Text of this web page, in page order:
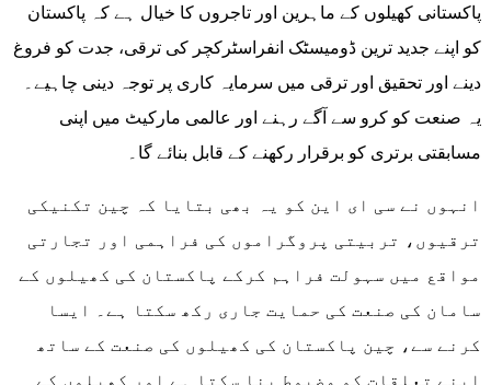
پاکستانی کھیلوں کے ماہرین اور تاجروں کا خیال ہے کہ پاکستان
کو اپنے جدید ترین ڈومیسٹک انفراسٹرکچر کی ترقی، جدت کو فروغ
دینے اور تحقیق اور ترقی میں سرمایہ کاری پر توجہ دینی چاہیے۔
یہ صنعت کو کرو سے آگے رہنے اور عالمی مارکیٹ میں اپنی
مسابقتی برتری کو برقرار رکھنے کے قابل بنائے گا۔
انہوں نے سی ای این کو یہ بھی بتایا کہ چین تکنیکی
ترقیوں، تربیتی پروگراموں کی فراہمی اور تجارتی
مواقع میں سہولت فراہم کرکے پاکستان کی کھیلوں کے
سامان کی صنعت کی حمایت جاری رکھ سکتا ہے۔ ایسا
کرنے سے، چین پاکستان کی کھیلوں کی صنعت کے ساتھ
اپنے تعلقات کو مضبوط بنا سکتا ہے اور کھیلوں کے